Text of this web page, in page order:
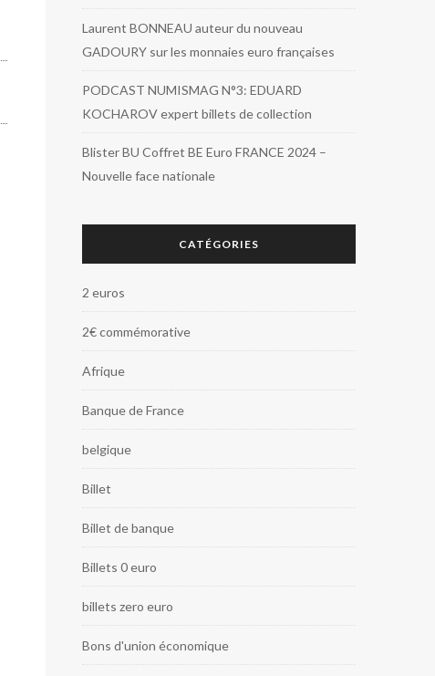
Laurent BONNEAU auteur du nouveau
GADOURY sur les monnaies euro françaises
PODCAST NUMISMAG N°3: EDUARD
KOCHAROV expert billets de collection
Blister BU Coffret BE Euro FRANCE 2024 –
Nouvelle face nationale
CATÉGORIES
2 euros
2€ commémorative
Afrique
Banque de France
belgique
Billet
Billet de banque
Billets 0 euro
billets zero euro
Bons d'union économique